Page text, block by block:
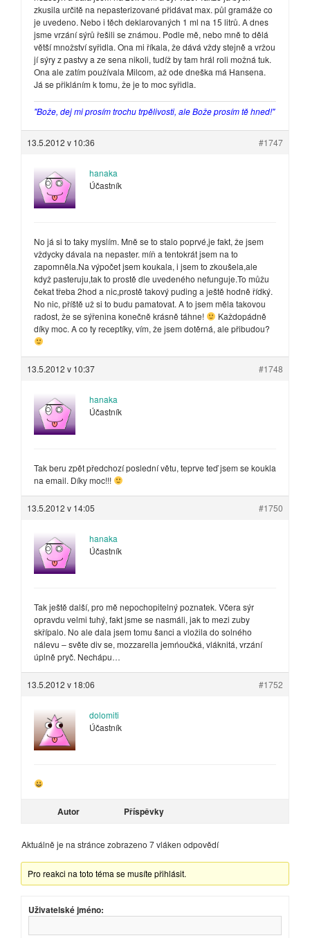
zkusila určitě na nepasterizované přidávat max. půl gramáže co
je uvedeno. Nebo i těch deklarovaných 1 ml na 15 litrů. A dnes
jsme vrzání sýrů řešili se známou. Podle mě, nebo mně to dělá
větší množství syřidla. Ona mi říkala, že dává vždy stejně a vržou
jí sýry z pastvy a ze sena nikoli, tudíž by tam hrál roli možná tuk.
Ona ale zatím používala Milcom, až ode dneška má Hansena.
Já se přikláním k tomu, že je to moc syřidla.
"Bože, dej mi prosím trochu trpělivosti, ale Bože prosím tě hned!"
13.5.2012 v 10:36 #1747
hanaka
Účastník
No já si to taky myslím. Mně se to stalo poprvé,je fakt, že jsem
vždycky dávala na nepaster. míň a tentokrát jsem na to
zapomněla.Na výpočet jsem koukala, i jsem to zkoušela,ale
když pasteruju,tak to prostě dle uvedeného nefunguje.To můžu
čekat třeba 2hod a nic,prostě takový puding a ještě hodně řídký.
No nic, příště už si to budu pamatovat. A to jsem měla takovou
radost, že se sýřenina konečně krásně táhne!
Každopádně
díky moc. A co ty receptíky, vím, že jsem dotěrná, ale přibudou?
13.5.2012 v 10:37 #1748
hanaka
Účastník
Tak beru zpět předchozí poslední větu, teprve teď jsem se koukla
na email. Díky moc!!!
13.5.2012 v 14:05 #1750
hanaka
Účastník
Tak ještě další, pro mě nepochopitelný poznatek. Včera sýr
opravdu velmi tuhý, fakt jsme se nasmáli, jak to mezi zuby
skřípalo. No ale dala jsem tomu šanci a vložila do solného
nálevu – světe div se, mozzarella jemńoučká, vláknitá, vrzání
úplně pryč. Nechápu…
13.5.2012 v 18:06 #1752
dolomiti
Účastník
Autor Příspěvky
Aktuálně je na stránce zobrazeno 7 vláken odpovědí
Pro reakci na toto téma se musíte přihlásit.
Uživatelské jméno: